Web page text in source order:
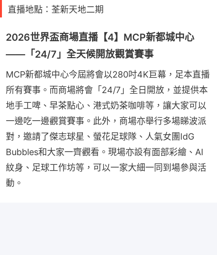
直播地點：荃新天地二期
2026世界盃商場直播【4】MCP新都城中心
——「24/7」全天候開放觀賞賽事
MCP新都城中心今屆將會以280吋4K巨幕，足本直播
所有賽事。而商場將會「24/7」全日開放，並提供本
地手工啤、早茶點心、港式奶茶咖啡等，讓大家可以
一邊吃一邊觀賞賽事。此外，商場亦舉行多場睇波派
對，邀請了傑志球星、螢花足球隊、人氣女團IdG
Bubbles和大家一齊觀看。現場亦設有面部彩繪、AI
紋身、足球工作坊等，可以一家大細一同到場參與活
動。